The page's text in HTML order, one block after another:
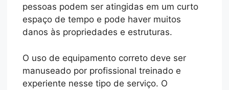
pessoas podem ser atingidas em um curto
espaço de tempo e pode haver muitos
danos às propriedades e estruturas.
O uso de equipamento correto deve ser
manuseado por profissional treinado e
experiente nesse tipo de serviço. O